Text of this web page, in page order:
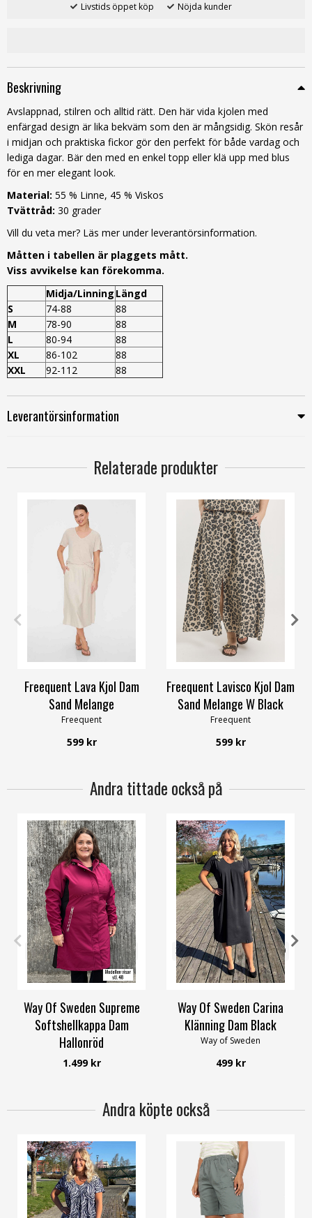
Livstids öppet köp Nöjda kunder
Beskrivning
Avslappnad, stilren och alltid rätt. Den här vida kjolen med
enfärgad design är lika bekväm som den är mångsidig. Skön resår
i midjan och praktiska fickor gör den perfekt för både vardag och
lediga dagar. Bär den med en enkel topp eller klä upp med blus
för en mer elegant look.
Material: 55 % Linne, 45 % Viskos
Tvättråd: 30 grader
Vill du veta mer? Läs mer under leverantörsinformation.
Måtten i tabellen är plaggets mått.
Viss avvikelse kan förekomma.
Midja/Linning Längd
S
74-88
88
M
78-90
88
L
80-94
88
XL
86-102
88
XXL
92-112 88
Leverantörsinformation
Relaterade produkter
M L
Freequent Lava Kjol Dam
Sand Melange
Freequent
599 kr
S M L XXL
Freequent Lavisco Kjol Dam
Sand Melange W Black
Freequent
599 kr
Andra tittade också på
34 36 38 40 42 58/60
Way Of Sweden Supreme
Softshellkappa Dam
Hallonröd
Way of Sweden
1.499 kr
32/34 36/38 40/42 48/50
52/54 56/58
Way Of Sweden Carina
Klänning Dam Black
Way of Sweden
499 kr
Andra köpte också